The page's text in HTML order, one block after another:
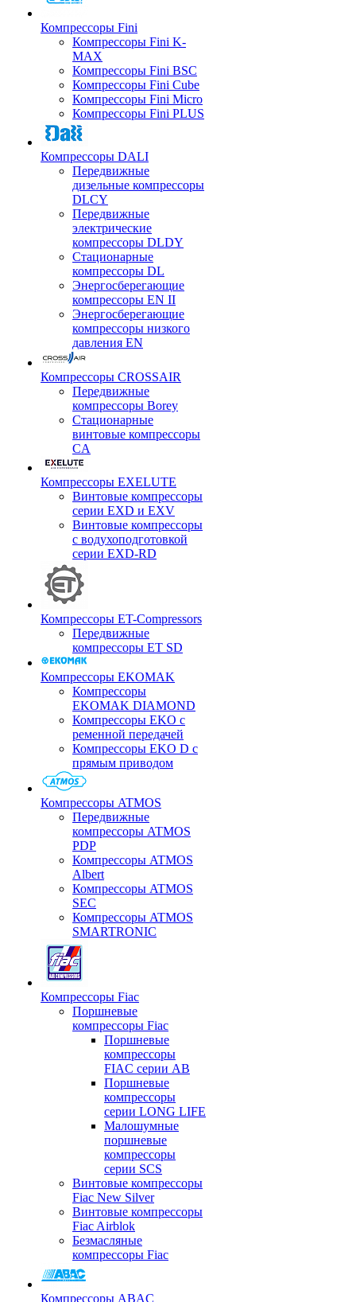
Компрессоры Fini
Компрессоры Fini K-
MAX
Компрессоры Fini BSC
Компрессоры Fini Cube
Компрессоры Fini Micro
Компрессоры Fini PLUS
Компрессоры DALI
Передвижные
дизельные компрессоры
DLCY
Передвижные
электрические
компрессоры DLDY
Стационарные
компрессоры DL
Энергосберегающие
компрессоры EN II
Энергосберегающие
компрессоры низкого
давления EN
Компрессоры CROSSAIR
Передвижные
компрессоры Borey
Стационарные
винтовые компрессоры
CA
Компрессоры EXELUTE
Винтовые компрессоры
серии EXD и EXV
Винтовые компрессоры
с водухоподготовкой
серии EXD-RD
Компрессоры ET-Compressors
Передвижные
компрессоры ET SD
Компрессоры EKOMAK
Компрессоры
EKOMAK DIAMOND
Компрессоры EKO c
ременной передачей
Компрессоры EKO D с
прямым приводом
Компрессоры ATMOS
Передвижные
компрессоры ATMOS
PDP
Компрессоры ATMOS
Albert
Компрессоры ATMOS
SEC
Компрессоры ATMOS
SMARTRONIC
Компрессоры Fiac
Поршневые
компрессоры Fiac
Поршневые
компрессоры
FIAC серии AB
Поршневые
компрессоры
серии LONG LIFE
Малошумные
поршневые
компрессоры
серии SCS
Винтовые компрессоры
Fiac New Silver
Винтовые компрессоры
Fiac Airblok
Безмасляные
компрессоры Fiac
Компрессоры ABAC